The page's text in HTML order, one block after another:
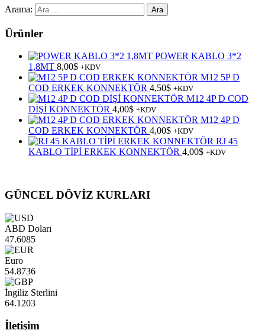
Arama:
Ürünler
POWER KABLO 3*2
1,8MT 8,00$ +KDV
M12 5P D
COD ERKEK KONNEKTÖR 4,50$ +KDV
M12 4P D COD
DİŞİ KONNEKTÖR 4,00$ +KDV
M12 4P D
COD ERKEK KONNEKTÖR 4,00$ +KDV
RJ 45
KABLO TİPİ ERKEK KONNEKTÖR 4,00$ +KDV
GÜNCEL DÖVİZ KURLARI
ABD Doları
47.6085
Euro
54.8736
İngiliz Sterlini
64.1203
İletişim